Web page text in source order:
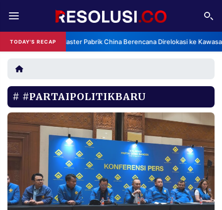
TODAY'S RECAP Klaster Pabrik China Berencana Direlokasi ke
REDAKSI TENTANG
RESOLUSI IKLAN
RUBRIKASI
EDITORIAL AKSARA
FINANSIA PERSONA
DAERAH NASIONAL
MANCA SPORT
INFORMASI
#PARTAIPOLITIKBARU